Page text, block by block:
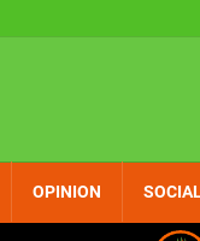
OPINION